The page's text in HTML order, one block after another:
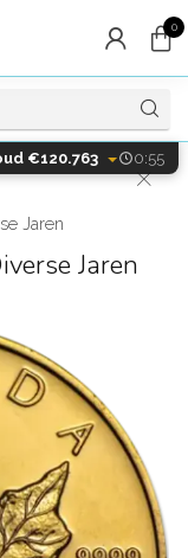
0
Jaren
Jaren
€120.763 0:55